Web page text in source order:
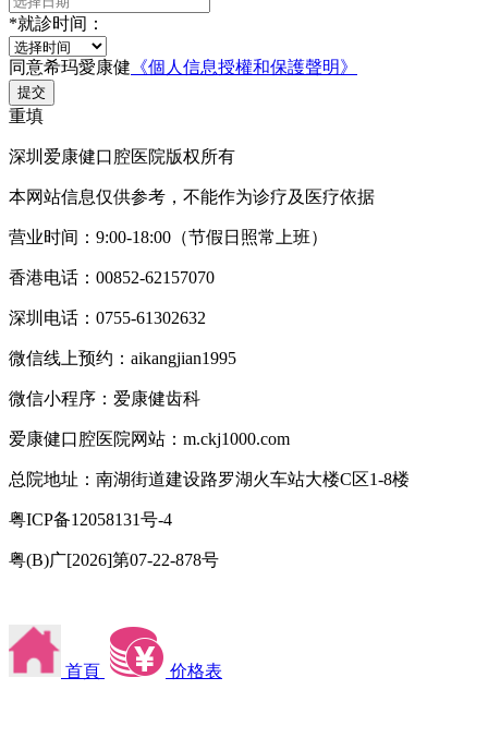
*就診时间：
同意希玛愛康健 《個人信息授權和保護聲明》
提交
重填
深圳爱康健口腔医院版权所有
本网站信息仅供参考，不能作为诊疗及医疗依据
营业时间：9:00-18:00（节假日照常上班）
香港电话：00852-62157070
深圳电话：0755-61302632
微信线上预约：aikangjian1995
微信小程序：爱康健齿科
爱康健口腔医院网站：m.ckj1000.com
总院地址：南湖街道建设路罗湖火车站大楼C区1-8楼
粤ICP备12058131号-4
粤(B)广[2026]第07-22-878号
首頁 价格表